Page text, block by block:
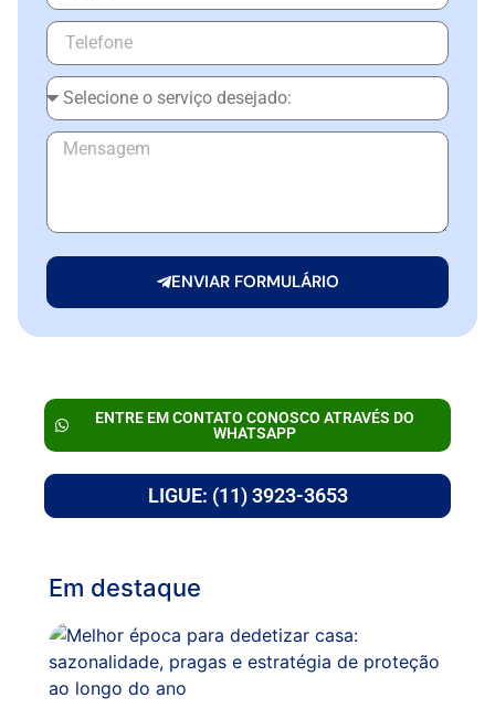
ENVIAR FORMULÁRIO
ENTRE EM CONTATO CONOSCO ATRAVÉS DO
WHATSAPP
LIGUE: (11) 3923-3653
Em destaque